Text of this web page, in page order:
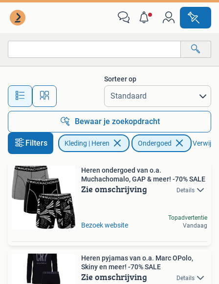
Alle afstanden…
Sorteer op
Bewaar je zoekopdracht
Filters Kleding | Heren Ondergoed
Heren ondergoed van o.a.
Muchachomalo, GAP & meer! -70% SALE
Zie omschrijving Details
Bezoek website
Topadvertentie
Vandaag
Heren pyjamas van o.a. Marc OPolo,
Skiny en meer! -70% SALE
Zie omschrijving Details